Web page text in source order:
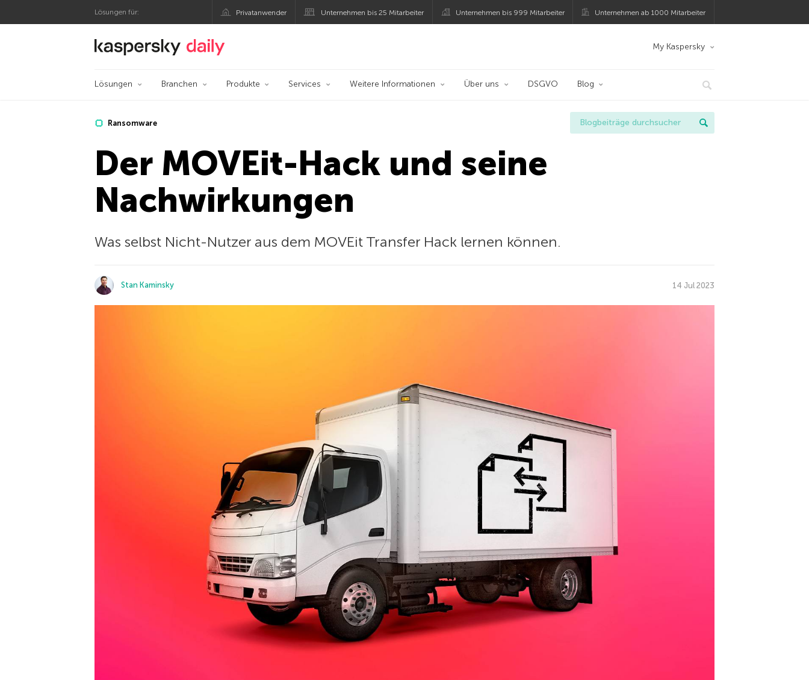
Lösungen für: Privatanwender Unternehmen bis 25 Mitarbeiter Unternehmen bis 999 Mitarbeiter Unternehmen ab 1000 Mitarbeiter
Offizieller Blog von Kaspersky My Kaspersky
Lösungen Branchen Produkte Services Weitere Informationen Über uns DSGVO Blog
Ransomware
Der MOVEit-Hack und seine
Nachwirkungen
Was selbst Nicht-Nutzer aus dem MOVEit Transfer Hack lernen können.
Stan Kaminsky 14 Jul 2023